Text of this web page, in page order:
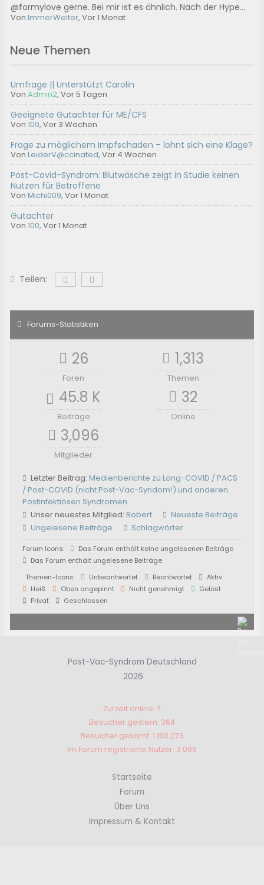
@formylove gerne. Bei mir ist es ähnlich. Nach der Hype...
VonImmerWeiter, Vor 1 Monat
Neue Themen
Umfrage || Unterstützt Carolin
VonAdmin2,Vor 5 Tagen
Geeignete Gutachter für ME/CFS
Von100,Vor 3 Wochen
Frage zu möglichem Impfschaden – lohnt sich eine Klage?
VonLeiderV@ccinated,Vor 4 Wochen
Post-Covid-Syndrom: Blutwäsche zeigt in Studie keinen
Nutzen für Betroffene
VonMichi009,Vor 1 Monat
Gutachter
Von100,Vor 1 Monat
Teilen:
Forums-Statistiken
26
Foren
1,313
Themen
45.8 K
Beiträge
32
Online
3,096
Mitglieder
Letzter Beitrag: Medienberichte zu Long-COVID / PACS
/ Post-COVID (nicht Post-Vac-Syndom!) und anderen
Postinfektiösen Syndromen
Unser neuestes Mitglied: Robert
Neueste Beiträge
Ungelesene Beiträge
Schlagwörter
Forum Icons:
Das Forum enthält keine ungelesenen Beiträge
Das Forum enthält ungelesene Beiträge
Themen-Icons:
Unbeantwortet Beantwortet
Aktiv
Heiß
Oben angepinnt Nicht genehmigt
Gelöst
Privat
Geschlossen
Post-Vac-Syndrom Deutschland
2026
Zurzeit online: 7
Besucher gestern: 364
Besucher gesamt: 1.160.276
Im Forum registrierte Nutzer: 3.096
Startseite
Forum
Über Uns
Impressum & Kontakt